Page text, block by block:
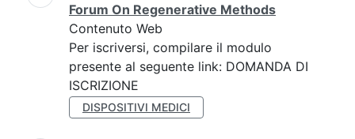
Forum On Regenerative Methods
Contenuto Web
Per iscriversi, compilare il modulo
presente al seguente link: DOMANDA DI
ISCRIZIONE
DISPOSITIVI MEDICI